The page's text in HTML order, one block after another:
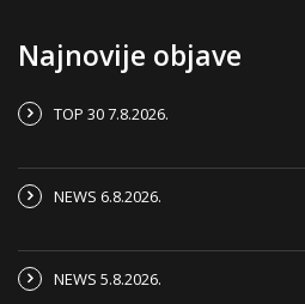
Najnovije objave
TOP 30 7.8.2026.
NEWS 6.8.2026.
NEWS 5.8.2026.